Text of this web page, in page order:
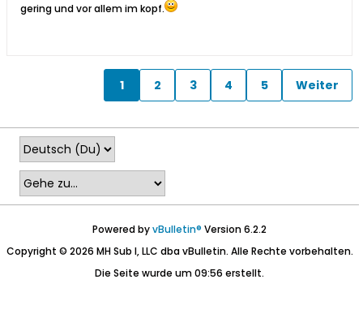
gering und vor allem im kopf.
1 2 3 4 5 Weiter
Powered byvBulletin® Version 6.2.2
Copyright © 2026 MH Sub I, LLC dba vBulletin. Alle Rechte vorbehalten.
Die Seite wurde um 09:56 erstellt.